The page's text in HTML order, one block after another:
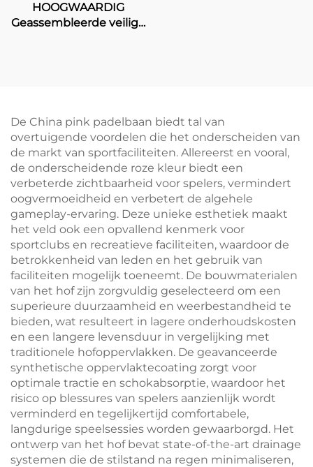
HOOGWAARDIG
Geassembleerde veilige
Courts 003
De China pink padelbaan biedt tal van
overtuigende voordelen die het onderscheiden van
de markt van sportfaciliteiten. Allereerst en vooral,
de onderscheidende roze kleur biedt een
verbeterde zichtbaarheid voor spelers, vermindert
oogvermoeidheid en verbetert de algehele
gameplay-ervaring. Deze unieke esthetiek maakt
het veld ook een opvallend kenmerk voor
sportclubs en recreatieve faciliteiten, waardoor de
betrokkenheid van leden en het gebruik van
faciliteiten mogelijk toeneemt. De bouwmaterialen
van het hof zijn zorgvuldig geselecteerd om een
superieure duurzaamheid en weerbestandheid te
bieden, wat resulteert in lagere onderhoudskosten
en een langere levensduur in vergelijking met
traditionele hofoppervlakken. De geavanceerde
synthetische oppervlaktecoating zorgt voor
optimale tractie en schokabsorptie, waardoor het
risico op blessures van spelers aanzienlijk wordt
verminderd en tegelijkertijd comfortabele,
langdurige speelsessies worden gewaarborgd. Het
ontwerp van het hof bevat state-of-the-art drainage
systemen die de stilstand na regen minimaliseren,